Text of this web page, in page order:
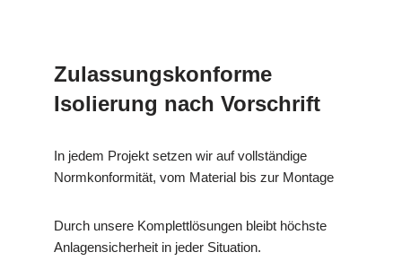
Zulassungskonforme
Isolierung nach Vorschrift
In jedem Projekt setzen wir auf vollständige
Normkonformität, vom Material bis zur Montage
Durch unsere Komplettlösungen bleibt höchste
Anlagensicherheit in jeder Situation.